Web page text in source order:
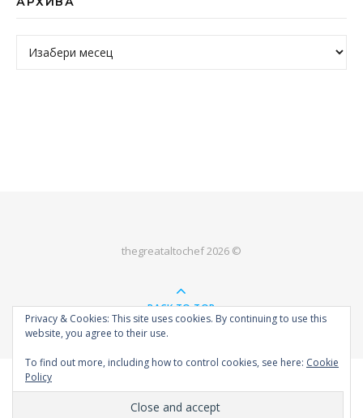
Архива
thegreataltochef 2026 ©
BACK TO TOP
Privacy & Cookies: This site uses cookies. By continuing to use this
website, you agree to their use.
To find out more, including how to control cookies, see here: Cookie
Policy